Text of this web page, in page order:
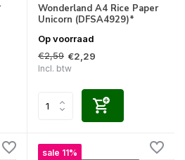
Wonderland A4 Rice Paper
Unicorn (DFSA4929)*
Op voorraad
€2,59 €2,29
Incl. btw
sale 11%